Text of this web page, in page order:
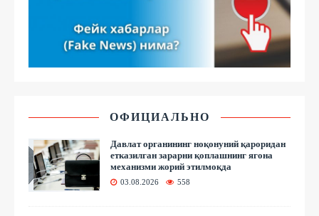
ОФИЦИАЛЬНО
Давлат органининг ноқонуний қароридан
етказилган зарарни қоплашнинг ягона
механизми жорий этилмоқда
03.08.2026 558